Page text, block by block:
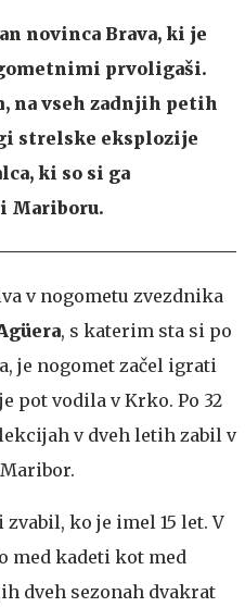
novinca Brava, ki je
prvoligaši.
na vseh zadnjih petih
strelske eksplozije
ki so si ga
Mariboru.
v nogometu zvezdnika
, s katerim sta si po
je nogomet začel igrati
pot vodila v Krko. Po 32
v dveh letih zabil v
zvabil, ko je imel 15 let. V
med kadeti kot med
dveh sezonah dvakrat